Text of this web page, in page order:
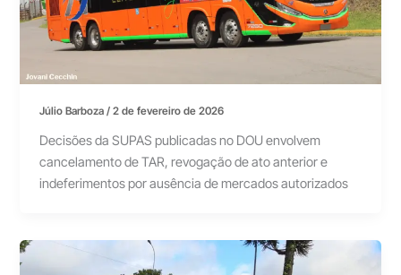
Júlio Barboza/2 de fevereiro de 2026
Decisões da SUPAS publicadas no DOU envolvem
cancelamento de TAR, revogação de ato anterior e
indeferimentos por ausência de mercados autorizados